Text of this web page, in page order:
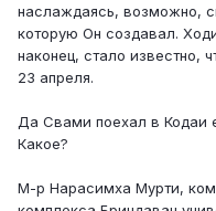
наслаждаясь, возможно,
которую Он создавал.
наконец, стало известно,
23 апреля.
Да Свами поехал в Кодаи
Какое?
М-р Нарасимха Мурти,